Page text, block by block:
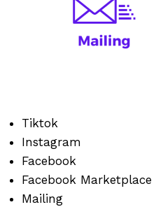
Tiktok
Instagram
Facebook
Facebook Marketplace
Mailing